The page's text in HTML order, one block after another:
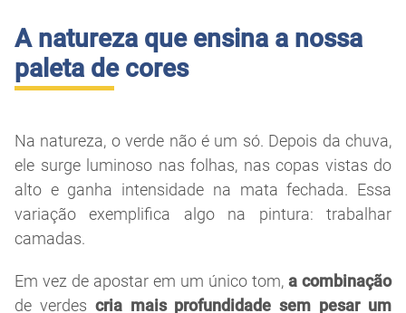
A natureza que ensina a nossa
paleta de cores
Na natureza, o verde não é um só. Depois da chuva,
ele surge luminoso nas folhas, nas copas vistas do
alto e ganha intensidade na mata fechada. Essa
variação exemplifica algo na pintura: trabalhar
camadas.
Em vez de apostar em um único tom, a combinação
de verdes cria mais profundidade sem pesar um